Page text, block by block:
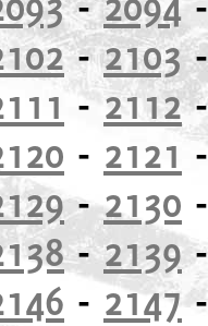
-2103
- 2112
- 2121
-2130
-2139
- 2147